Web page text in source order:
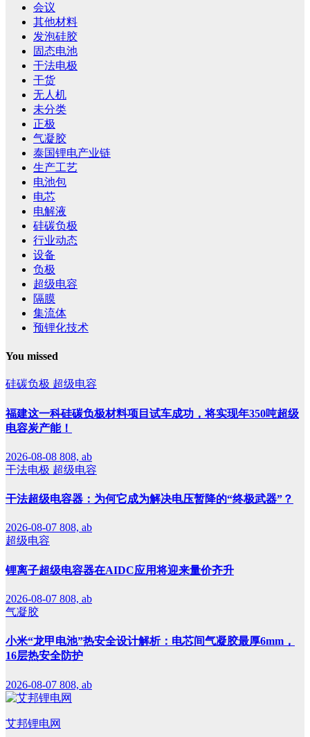
会议
其他材料
发泡硅胶
固态电池
干法电极
干货
无人机
未分类
正极
气凝胶
泰国锂电产业链
生产工艺
电池包
电芯
电解液
硅碳负极
行业动态
设备
负极
超级电容
隔膜
集流体
预锂化技术
You missed
硅碳负极 超级电容
福建这一科硅碳负极材料项目试车成功，将实现年350吨超级
电容炭产能！
2026-08-08 808, ab
干法电极 超级电容
干法超级电容器：为何它成为解决电压暂降的“终极武器”？
2026-08-07 808, ab
超级电容
锂离子超级电容器在AIDC应用将迎来量价齐升
2026-08-07 808, ab
气凝胶
小米“龙甲电池”热安全设计解析：电芯间气凝胶最厚6mm，
16层热安全防护
2026-08-07 808, ab
艾邦锂电网